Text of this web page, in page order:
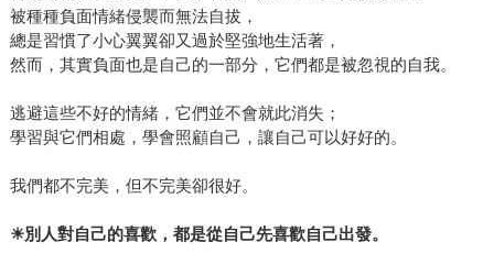
被種種負面情緒侵襲而無法自拔，
總是習慣了小心翼翼卻又過於堅強地生活著，
然而，其實負面也是自己的一部分，它們都是被忽視的自我。
逃避這些不好的情緒，它們並不會就此消失；
學習與它們相處，學會照顧自己，讓自己可以好好的。
我們都不完美，但不完美卻很好。
☀別人對自己的喜歡，都是從自己先喜歡自己出發。